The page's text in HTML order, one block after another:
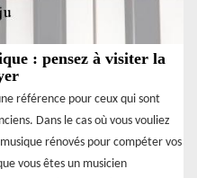
: pensez à visiter la
référence pour ceux qui sont
Dans le cas où vous vouliez
rénovés pour compéter vos
vous êtes un musicien